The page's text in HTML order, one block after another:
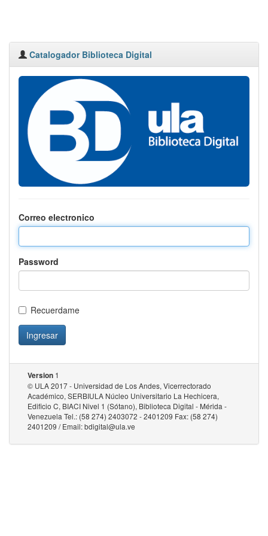
Catalogador Biblioteca Digital
Correo electronico
Password
Recuerdame
Ingresar
Version 1
© ULA 2017 - Universidad de Los Andes, Vicerrectorado
Académico, SERBIULA Núcleo Universitario La Hechicera,
Edificio C, BIACI Nivel 1 (Sótano), Biblioteca Digital - Mérida -
Venezuela Tel.: (58 274) 2403072 - 2401209 Fax: (58 274)
2401209 / Email: bdigital@ula.ve